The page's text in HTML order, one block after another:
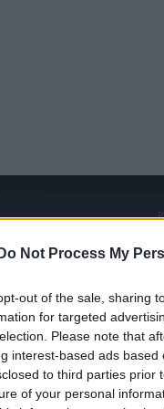
Do Not Process My
out of the sale, sharing
for targeted
Please note that
interest-based ads
to third parties
of your personal
islas(7.641 para